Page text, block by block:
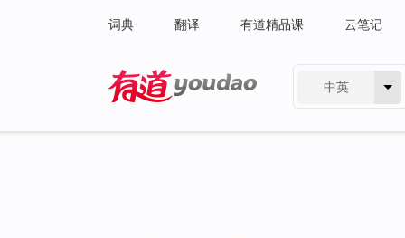
词典 翻译 有道精品课 云笔记
中英